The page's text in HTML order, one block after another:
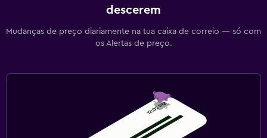
descerem
Mudanças de preço diariamente na tua caixa de correio — só com
os Alertas de preço.